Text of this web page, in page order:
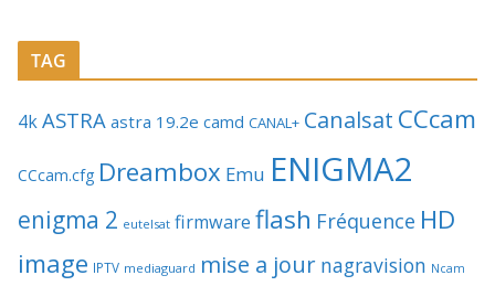
TAG
4kASTRA astra 19.2e camd CANAL+ Canalsat CCcam
CCcam.cfg Dreambox Emu ENIGMA2
enigma 2 eutelsat firmware flash Fréquence HD
image IPTV mediaguard mise a jour nagravision Ncam